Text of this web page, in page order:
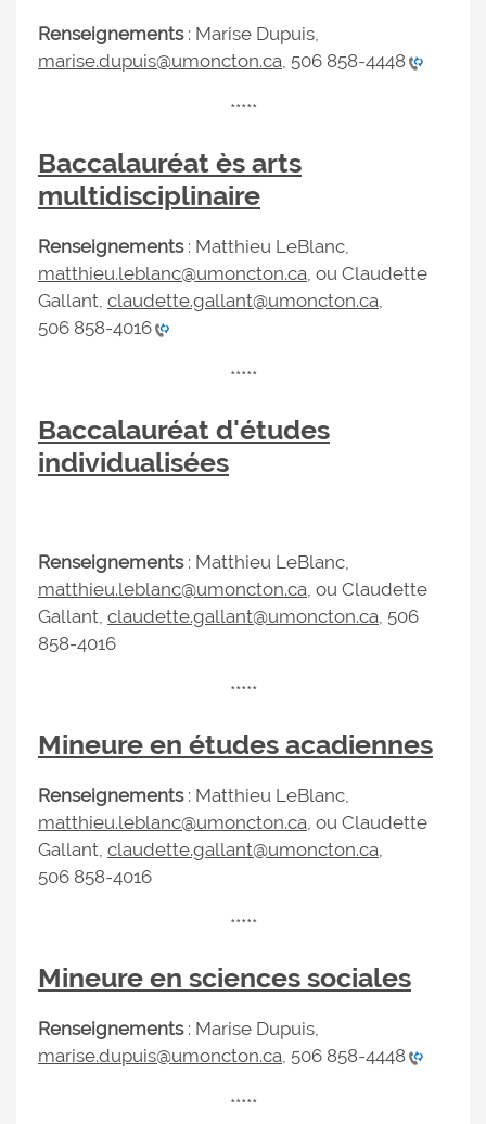
Renseignements: Marise Dupuis,
marise.dupuis@umoncton.ca, 506 858-4448
*****
Baccalauréat ès arts
multidisciplinaire
Renseignements: Matthieu LeBlanc,
matthieu.leblanc@umoncton.ca, ou Claudette
Gallant, claudette.gallant@umoncton.ca,
506 858-4016
*****
Baccalauréat d'études
individualisées
Renseignements: Matthieu LeBlanc,
matthieu.leblanc@umoncton.ca, ou Claudette
Gallant, claudette.gallant@umoncton.ca, 506
858-4016
*****
Mineure en études acadiennes
Renseignements: Matthieu LeBlanc,
matthieu.leblanc@umoncton.ca, ou Claudette
Gallant, claudette.gallant@umoncton.ca,
506 858-4016
*****
Mineure en sciences sociales
Renseignements: Marise Dupuis,
marise.dupuis@umoncton.ca, 506 858-4448
*****